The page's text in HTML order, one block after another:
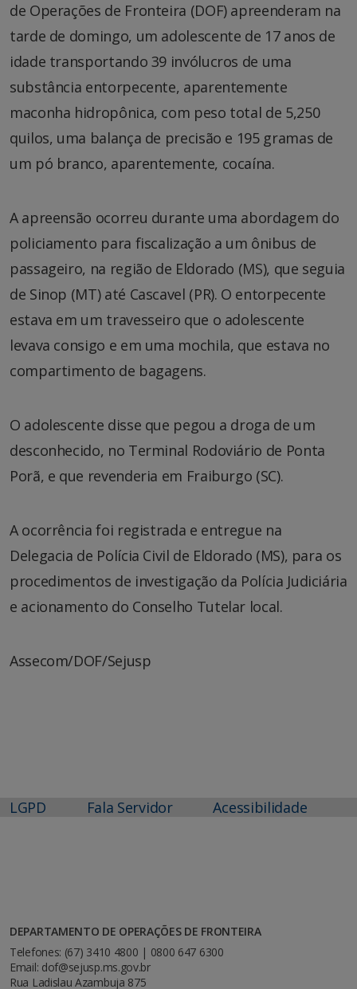
de Operações de Fronteira (DOF) apreenderam na
tarde de domingo, um adolescente de 17 anos de
idade transportando 39 invólucros de uma
substância entorpecente, aparentemente
maconha hidropônica, com peso total de 5,250
quilos, uma balança de precisão e 195 gramas de
um pó branco, aparentemente, cocaína.
A apreensão ocorreu durante uma abordagem do
policiamento para fiscalização a um ônibus de
passageiro, na região de Eldorado (MS), que seguia
de Sinop (MT) até Cascavel (PR). O entorpecente
estava em um travesseiro que o adolescente
levava consigo e em uma mochila, que estava no
compartimento de bagagens.
O adolescente disse que pegou a droga de um
desconhecido, no Terminal Rodoviário de Ponta
Porã, e que revenderia em Fraiburgo (SC).
A ocorrência foi registrada e entregue na
Delegacia de Polícia Civil de Eldorado (MS), para os
procedimentos de investigação da Polícia Judiciária
e acionamento do Conselho Tutelar local.
Assecom/DOF/Sejusp
LGPD Fala Servidor Acessibilidade
DEPARTAMENTO DE OPERAÇÕES DE FRONTEIRA
Telefones: (67) 3410 4800 | 0800 647 6300
Email: dof@sejusp.ms.gov.br
Rua Ladislau Azambuja 875